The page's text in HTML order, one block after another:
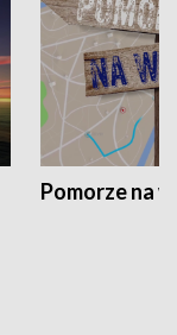
Pomorze na